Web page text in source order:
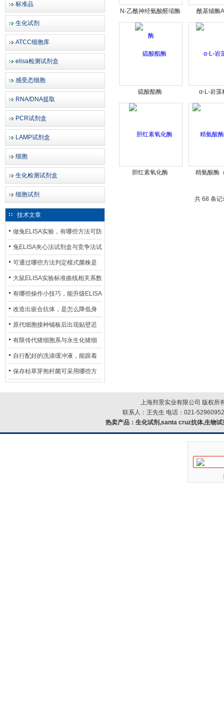
标准品
生化试剂
ATCC细胞库
elisa检测试剂盒
感受态细胞
RNA/DNA提取
PCR试剂盒
LAMP试剂盒
细胞
生化检测试剂盒
细胞试剂
技术文章
做兔ELISA实验，有哪些方法可防
止平台效应发生？
兔ELISA夹心法试剂盒与竞争法试
剂盒，适用检测场景存在哪些差
异？
可通过哪些方法判定模式菌株是
否存在杂菌污染？
大鼠ELISA实验标准曲线相关系数
偏低，可从哪些维度开展问题排
查？
有哪些操作小技巧，能升级ELISA
的LOD与LOQ性能？
改造出嵌合抗体，是怎么降低身
体生成抗鼠抗体（HAMA）的？
原代细胞接种铺板后出现贴壁迟
缓、悬浮细胞数量偏多的现象的
主要诱因
有限传代猪细胞系与永生化猪细
胞系，二者在增殖存活周期上有
什么区别？
自行配好的洗涤缓冲液，能跟着
试剂盒原装干粉放一处储存吗？
保存枯草芽孢杆菌可采用哪些方
N-乙酰神经氨酸醛缩酶 酰基辅酶
硫酸酯酶 α-L-岩藻
胆红素氧化酶 精氨酸酶
共 68 条
上海邦景实业有限公司 版权所
联系人：王先生 电话：021-
热卖产品： 生化试剂,santa cruz抗体,生物